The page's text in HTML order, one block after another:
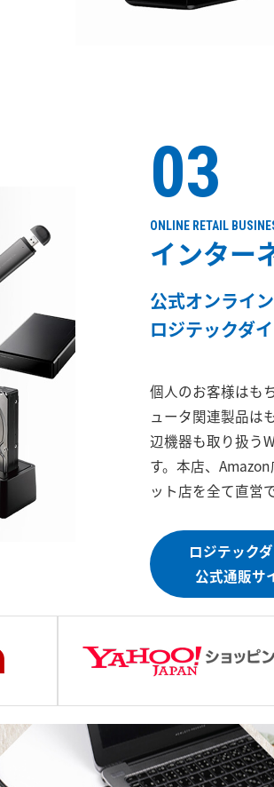
03
ONLINE RETAIL
インター
公式オンライ
ロジテックダ
個人のお客様はも
ュータ関連製品は
辺機器も取り扱う
す。本店、
ット店を全て直営
ロジテック
公式通販サ